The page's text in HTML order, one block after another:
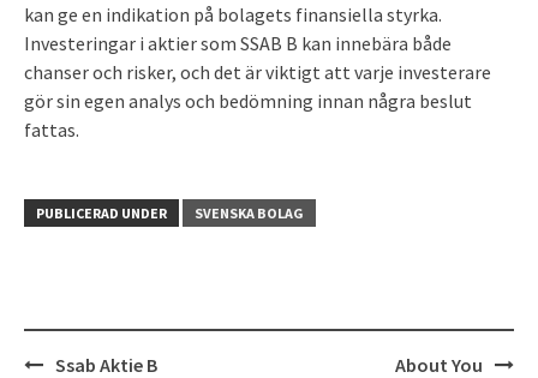
kan ge en indikation på bolagets finansiella styrka.
Investeringar i aktier som SSAB B kan innebära både
chanser och risker, och det är viktigt att varje investerare
gör sin egen analys och bedömning innan några beslut
fattas.
PUBLICERAD UNDER SVENSKA BOLAG
Inläggsnavigering
Ssab Aktie B About You